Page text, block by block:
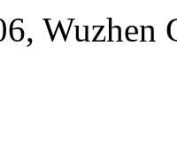
Wuzhen